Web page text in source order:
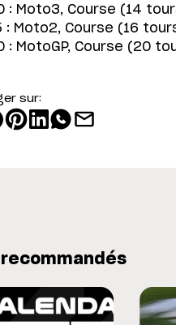
: Moto3, Course (14
: Moto2, Course (16
: MotoGP, Course (20
sur: